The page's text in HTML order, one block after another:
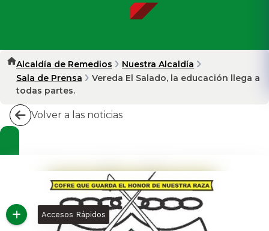
Alcaldía de Remedios
Nuestra Alcaldía
Sala de Prensa
Vereda El Salado, la educación llega a
todas partes.
Volver a las noticias
Accesos Rápidos